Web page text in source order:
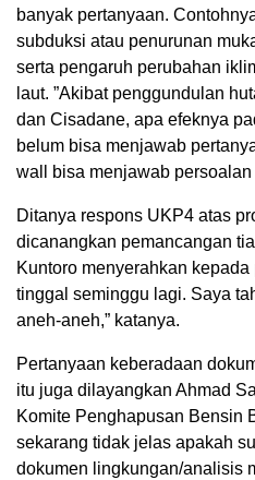
banyak pertanyaan.
subduksi atau penurunan
serta pengaruh perubahan
laut. ”Akibat penggundulan
dan Cisadane, apa efeknya
belum bisa menjawab
wall bisa menjawab persoalan
Ditanya respons UKP4 atas
dicanangkan pemancangan
Kuntoro menyerahkan
tinggal seminggu lagi. Saya
aneh-aneh,” katanya.
Pertanyaan keberadaan
itu juga dilayangkan Ahmad
Komite Penghapusan Bensin
sekarang tidak jelas apakah
dokumen lingkungan/analisis